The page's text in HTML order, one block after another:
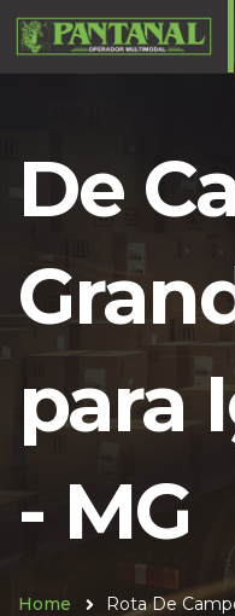
De
para
- MG
Home Rota De